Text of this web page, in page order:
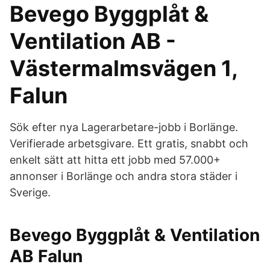
Bevego Byggplåt &
Ventilation AB -
Västermalmsvägen 1,
Falun
Sök efter nya Lagerarbetare-jobb i Borlänge.
Verifierade arbetsgivare. Ett gratis, snabbt och
enkelt sätt att hitta ett jobb med 57.000+
annonser i Borlänge och andra stora städer i
Sverige.
Bevego Byggplåt & Ventilation
AB Falun